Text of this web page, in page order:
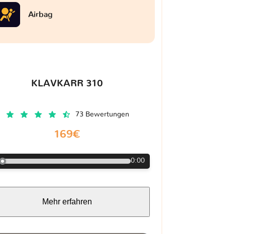
Airbag
KLAVKARR 310
73 Bewertungen
169€
0:00
Mehr erfahren